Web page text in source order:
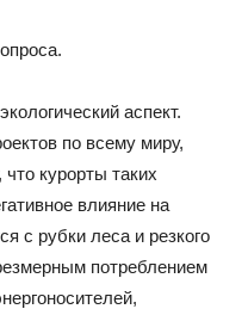
аспект.
по всему миру,
курорты таких
влияние на
с рубки леса и резкого
потреблением